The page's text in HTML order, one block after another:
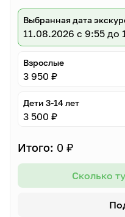
Выбранная дата
11.08.2026 с 9:55 до
Взрослые
3 950 ₽
Дети 3-14 лет
3 500 ₽
Итого: 0 ₽
Сколько